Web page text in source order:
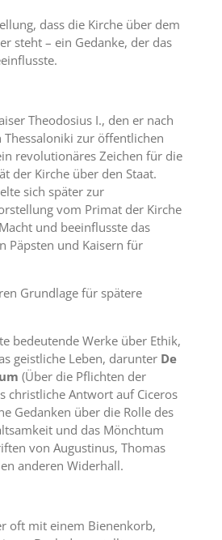
dass die Kirche über dem
steht – ein Gedanke, der das
Theodosius I., den er nach
Thessaloniki zur öffentlichen
revolutionäres Zeichen für die
der Kirche über den Staat.
sich später zur
vom Primat der Kirche
und beeinflusste das
Päpsten und Kaisern für
Grundlage für spätere
bedeutende Werke über Ethik,
geistliche Leben, darunter De
(Über die Pflichten der
christliche Antwort auf Ciceros
Gedanken über die Rolle des
und das Mönchtum
von Augustinus, Thomas
anderen Widerhall.
oft mit einem Bienenkorb,